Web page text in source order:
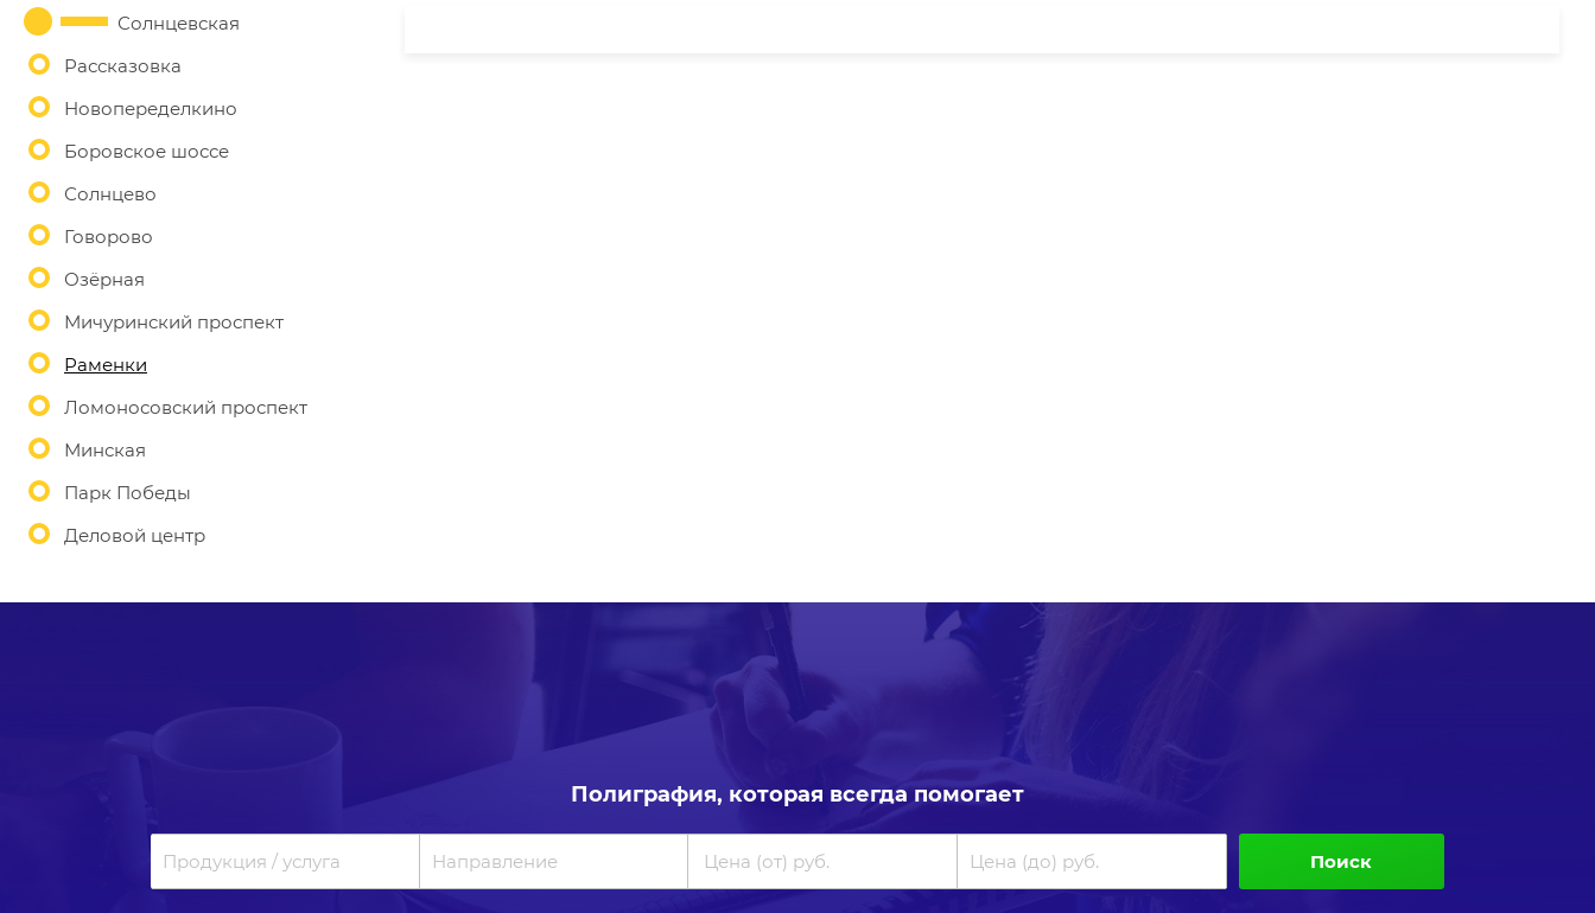
Солнцевская
Рассказовка
Новопеределкино
Боровское шоссе
Солнцево
Говорово
Озёрная
Мичуринский проспект
Раменки
Ломоносовский проспект
Минская
Парк Победы
Деловой центр
Полиграфия, которая всегда помогает
Поиск